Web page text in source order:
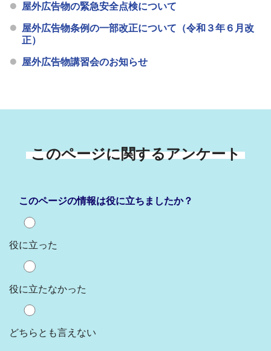
屋外広告物の緊急安全点検について
屋外広告物条例の一部改正について（令和３年６月改
正）
屋外広告物講習会のお知らせ
このページに関するアンケート
このページの情報は役に立ちましたか？
役に立った
役に立たなかった
どちらとも言えない